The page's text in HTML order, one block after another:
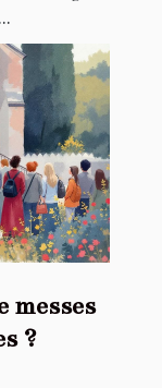
messes
?